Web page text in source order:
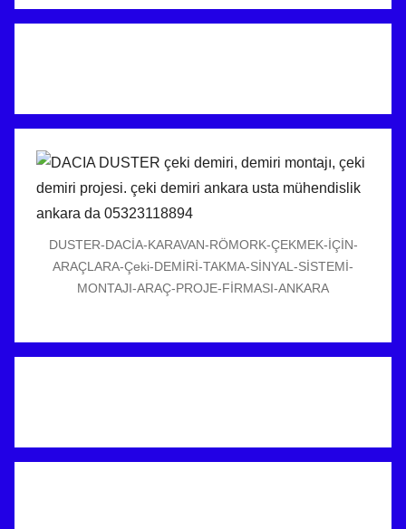
DUSTER-DACİA-KARAVAN-RÖMORK-ÇEKMEK-İÇİN-
ARAÇLARA-Çeki-DEMİRİ-TAKMA-SİNYAL-SİSTEMİ-
MONTAJI-ARAÇ-PROJE-FİRMASI-ANKARA